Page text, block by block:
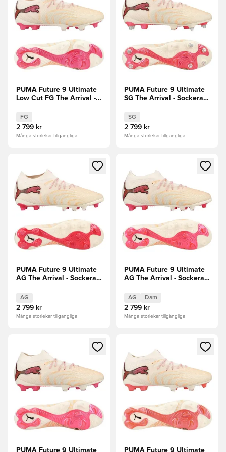
PUMA Future 9 Ultimate
Low Cut FG The Arrival -
White/Ultra Red/PUMA
Svart
FG
2 799 kr
Många storlekar tillgängliga
PUMA Future 9 Ultimate
SG The Arrival - Sockerad
White/Ultra Red/PUMA
Svart
SG
2 799 kr
Många storlekar tillgängliga
Öppnar en Modal för att logga in eller registrera dig som
PUMA Future 9 Ultimate
AG The Arrival - Sockerad
White/Ultra Red/PUMA
Svart
AG
2 799 kr
Många storlekar tillgängliga
Öppnar en Modal för att
PUMA Future 9 Ultimate
AG The Arrival - Sockerad
White/Ultra Red/PUMA
Svart Dam
AG Dam
2 799 kr
Många storlekar tillgängliga
Öppnar en Modal för att logga in eller registrera dig som
PUMA Future 9 Ultimate
Öppnar en Modal för att
PUMA Future 9 Ultimate